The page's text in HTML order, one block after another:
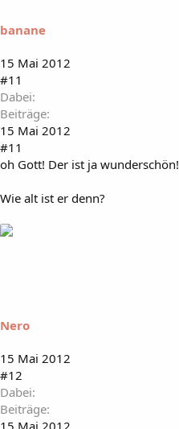
banane
15 Mai 2012
#11
Dabei
Beiträge
15 Mai 2012
#11
oh Gott! Der ist ja wunderschön!
Wie alt ist er denn?
Nero
15 Mai 2012
#12
Dabei
Beiträge
15 Mai 2012